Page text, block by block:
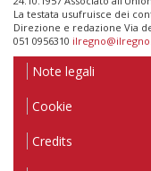
La testata usufruisce dei
Direzione e redazione Via
051 0956310
Note legali
Cookie
Credits